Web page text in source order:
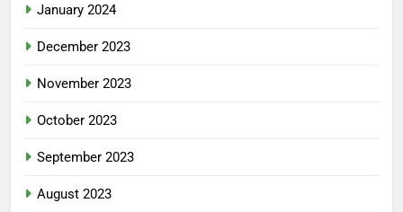
January 2024
December 2023
November 2023
October 2023
September 2023
August 2023